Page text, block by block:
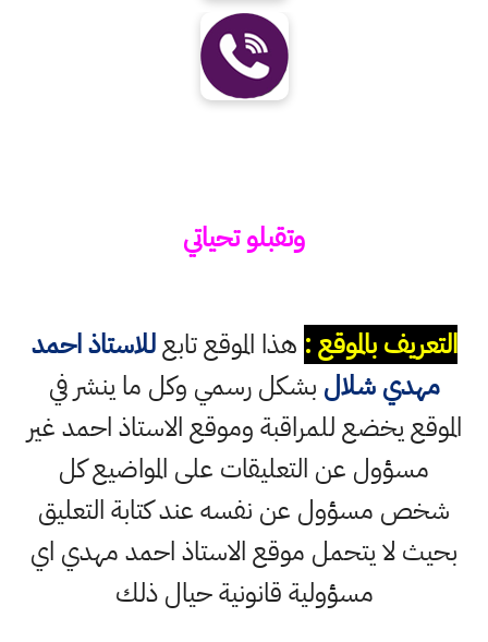
وتقبلو تحياتي
التعريف بالموقع : هذا الموقع تابعللاستاذ احمد
مهدي شلال بشكل رسمي وكل ما ينشر في
الموقع يخضع للمراقبة وموقع الاستاذ احمد غير
مسؤول عن التعليقات على المواضيع كل
شخص مسؤول عن نفسه عند كتابة التعليق
بحيث لا يتحمل موقع الاستاذ احمد مهدي اي
مسؤولية قانونية حيال ذلك